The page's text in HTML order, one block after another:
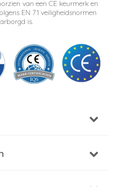
van een CE keurmerk en
EN 71 veiligheidsnormen
is.